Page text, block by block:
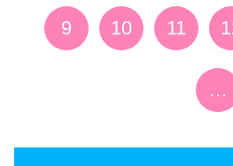
9 10 11
…